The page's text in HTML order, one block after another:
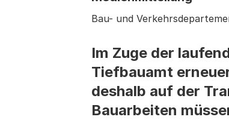
Bau- und
Im Zuge der
Tiefbauamt
deshalb auf der
Bauarbeiten